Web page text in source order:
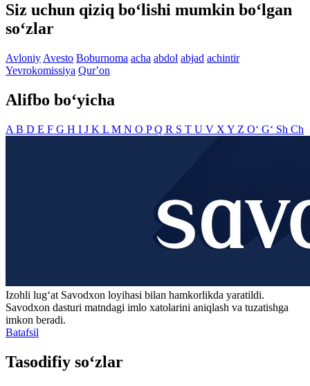
Siz uchun qiziq bo‘lishi mumkin bo‘lgan
so‘zlar
Avloniy Avesto Boburnoma acha abdol abjad achintir
Yevrokomissiya Qurʼon
Alifbo bo‘yicha
A B D E F G H I J K L M N O PQ R S T U V X Y Z O‘ G‘ Sh Ch
Izohli lugʻat Savodxon loyihasi bilan hamkorlikda yaratildi.
Savodxon dasturi matndagi imlo xatolarini aniqlash va tuzatishga
imkon beradi.
Batafsil
Tasodifiy so‘zlar